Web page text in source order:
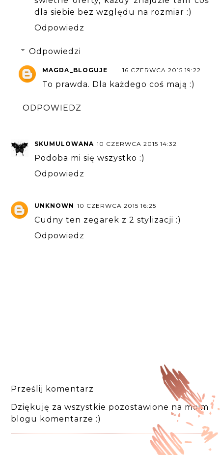
dla siebie bez względu na rozmiar :)
Odpowiedz
Odpowiedzi
MAGDA_BLOGUJE 16 CZERWCA 2015 19:22
To prawda. Dla każdego coś mają :)
ODPOWIEDZ
SKUMULOWANA 10 CZERWCA 2015 14:32
Podoba mi się wszystko :)
Odpowiedz
UNKNOWN 10 CZERWCA 2015 16:25
Cudny ten zegarek z 2 stylizacji :)
Odpowiedz
Prześlij komentarz
Dziękuję za wszystkie pozostawione na moim
blogu komentarze :)